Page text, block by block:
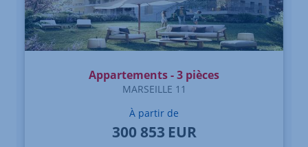
Appartements - 3 pièces
MARSEILLE 11
À partir de
300 853 EUR